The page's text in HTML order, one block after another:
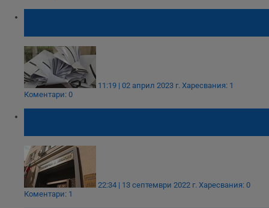
11:19 | 02 април 2023 г. Харесвания: 1
Коментари: 0
22:34 | 13 септември 2022 г. Харесвания: 0
Коментари: 1